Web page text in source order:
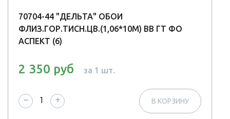
70704-44 "ДЕЛЬТА" ОБОИ
ФЛИЗ.ГОР.ТИСН.ЦВ.(1,06*10М) ВВ ГТ ФО
АСПЕКТ (6)
2 350 руб за 1 шт.
− + В КОРЗИНУ